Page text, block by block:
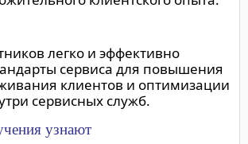
легко и эффективно
сервиса для повышения
клиентов и оптимизации
сервисных служб.
узнают